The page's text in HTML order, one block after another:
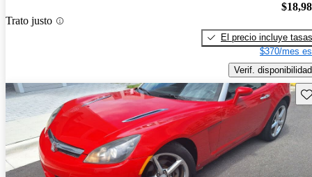
Trato justo
El precio incluye tasas
$370/mes
Verif. disponibilidad